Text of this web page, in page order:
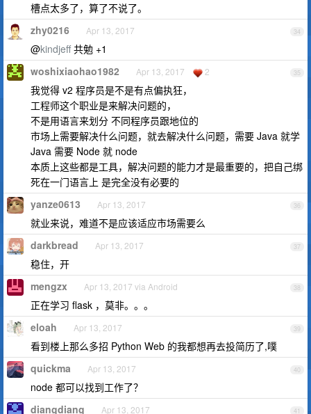
槽点太多了，算了不说了。
34
zhy0216 Apr 13, 2017
@kindjeff共勉 +1
35
woshixiaohao1982 Apr 13, 2017 2
我觉得 v2 程序员是不是有点偏执狂，
工程师这个职业是来解决问题的，
不是用语言来划分 不同程序员跟地位的
市场上需要解决什么问题，就去解决什么问题，需要 Java 就学
Java 需要 Node 就 node
本质上这些都是工具，解决问题的能力才是最重要的，把自己绑
死在一门语言上 是完全没有必要的
36
yanze0613 Apr 13, 2017
就业来说，难道不是应该适应市场需要么
37
darkbread Apr 13, 2017
稳住，开
38
mengzx Apr 13, 2017 via Android
正在学习 flask ，莫非。。。
39
eloah Apr 13, 2017
看到楼上那么多招 Python Web 的我都想再去投简历了,噗
40
quickma Apr 13, 2017
node 都可以找到工作了？
41
diangdiang Apr 13, 2017